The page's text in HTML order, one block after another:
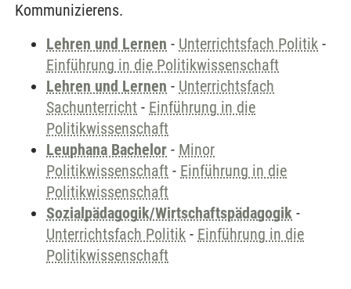
Kommunizierens.
Lehren und Lernen - Unterrichtsfach Politik -
Einführung in die Politikwissenschaft
Lehren und Lernen - Unterrichtsfach
Sachunterricht - Einführung in die
Politikwissenschaft
Leuphana Bachelor - Minor
Politikwissenschaft - Einführung in die
Politikwissenschaft
Sozialpädagogik/Wirtschaftspädagogik -
Unterrichtsfach Politik - Einführung in die
Politikwissenschaft